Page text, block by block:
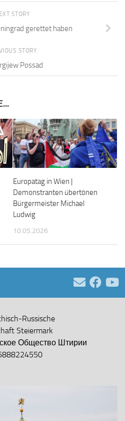
STORY
gerettet haben
STORY
Possad
Europatag in Wien |
Demonstranten übertönen
Bürgermeister Michael
Ludwig
10.05.2026
Russische
Steiermark
Общество Штирии